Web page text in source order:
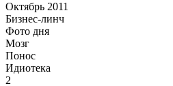
Октябрь 2011
Бизнес-линч
Фото дня
Мозг
Понос
Идиотека
2